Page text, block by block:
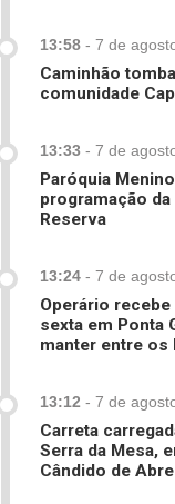
13:58 - 7 de
Caminhão
comunidade
13:33 - 7 de
Paróquia
programação da
Reserva
13:24 - 7 de
Operário
sexta em Ponta
manter entre os
13:12 - 7 de
Carreta
Serra da Mesa,
Cândido de